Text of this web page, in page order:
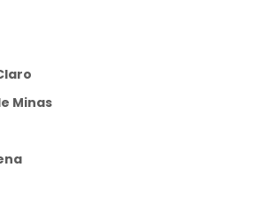
Minas